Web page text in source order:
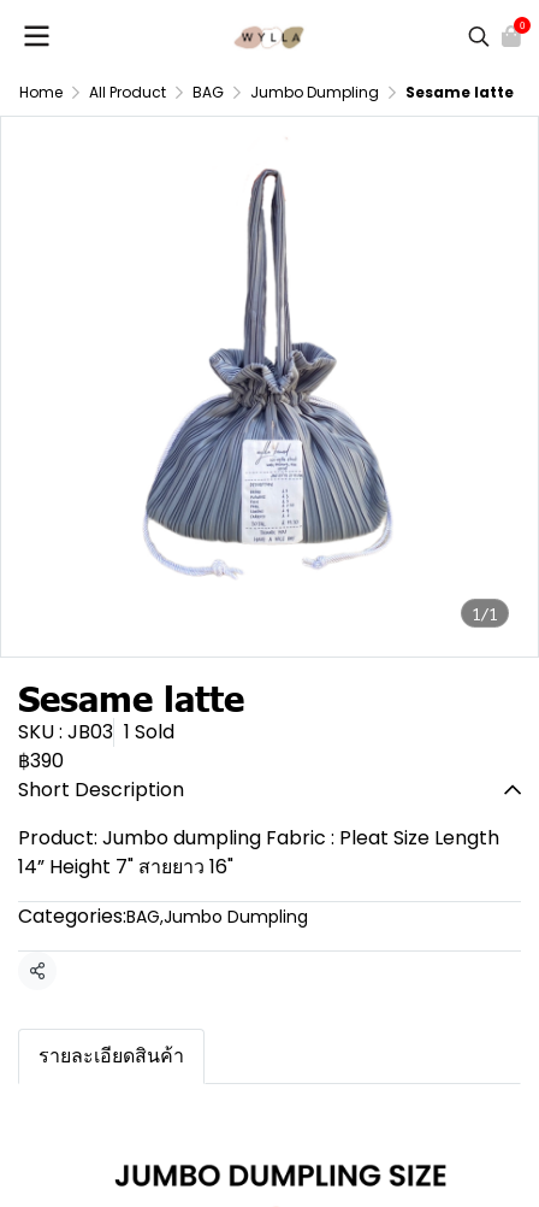
0
Home All Product BAG Jumbo Dumpling Sesame latte
1/1
Sesame latte
SKU : JB03 1 Sold
฿390
Short Description
Product: Jumbo dumpling Fabric : Pleat Size Length
14” Height 7" สายยาว 16"
Categories:BAG,Jumbo Dumpling
Share
รายละเอียดสินค้า